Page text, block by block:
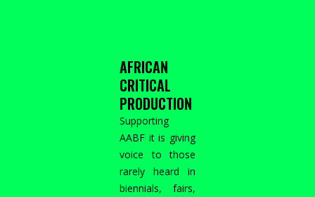
AFRICAN
CRITICAL
PRODUCTION
Supporting
AABF it is giving
voice to those
rarely heard in
biennials, fairs,